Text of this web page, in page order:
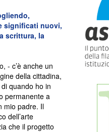
significati nuovi,
scrittura, la
- c’è anche un
della cittadina,
quando ho in
permanente a
mio padre. Il
dell’arte
che il progetto